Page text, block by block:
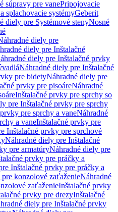
súpravy pre vanePripojovacie
splachovacie systémyGeberit
diely pre Systémové stenyNosné
diely pre
diely pre Inštalačné
diely pre Inštalačné prvky
Náhradné diely pre Inštalačné
pre bidetyNáhradné diely pre
prvky pre pisoáreNáhradné
Inštalačné prvky pre sprchy so
pre Inštalačné prvky pre sprchy
pre sprchy a vaneNáhradné
a vaneInštalačné prvky pre
Inštalačné prvky pre sprchové
Náhradné diely pre Inštalačné
pre armatúryNáhradné diely pre
prvky pre práčky a
Inštalačné prvky pre práčky a
konzolové zaťaženieNáhradné
zaťaženieInštalačné prvky
prvky pre drezyInštalačné
diely pre Inštalačné prvky